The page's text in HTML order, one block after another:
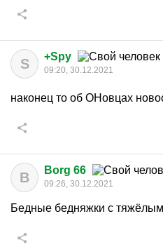
S +Spy
09:20, 30.12.2021
наконец то об ОНовцах
B Borg 66
09:26, 30.12.2021
Бедные бедняжки с